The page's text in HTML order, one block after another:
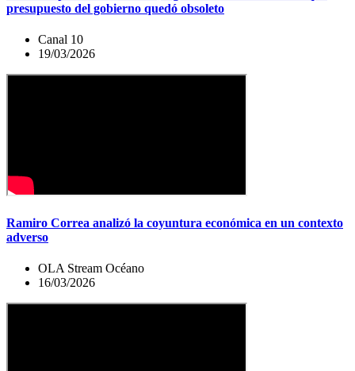
presupuesto del gobierno quedó obsoleto
Canal 10
19/03/2026
Ramiro Correa analizó la coyuntura económica en un contexto
adverso
OLA Stream Océano
16/03/2026